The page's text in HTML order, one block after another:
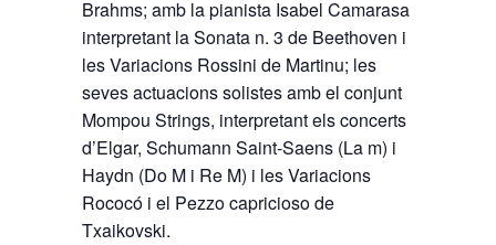
Brahms; amb la pianista Isabel Camarasa
interpretant la Sonata n. 3 de Beethoven i
les Variacions Rossini de Martinu; les
seves actuacions solistes amb el conjunt
Mompou Strings, interpretant els concerts
d’Elgar, Schumann Saint-Saens (La m) i
Haydn (Do M i Re M) i les Variacions
Rococó i el Pezzo capricioso de
Txaikovski.